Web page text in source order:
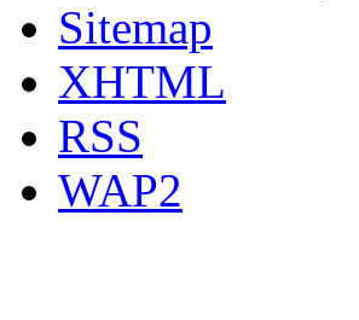
Sitemap
XHTML
RSS
WAP2